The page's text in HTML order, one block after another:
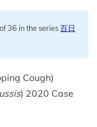
36 in the series百日
Cough)
) 2020 Case